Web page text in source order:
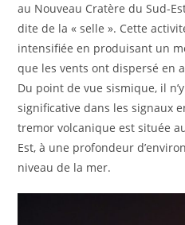
au Nouveau Cratère du Sud-
dite de la « selle ». Cette
intensifiée en produisant un
que les vents ont dispersé en
Du point de vue sismique, il
significative dans les signaux
tremor volcanique est située
Est, à une profondeur
niveau de la mer.